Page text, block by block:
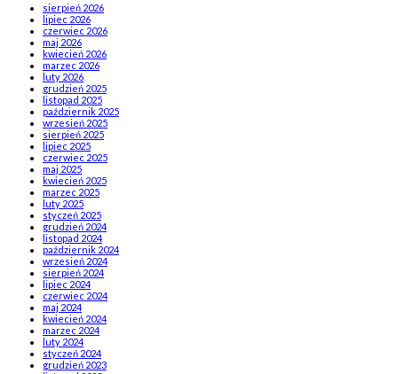
sierpień 2026
lipiec 2026
czerwiec 2026
maj 2026
kwiecień 2026
marzec 2026
luty 2026
grudzień 2025
listopad 2025
październik 2025
wrzesień 2025
sierpień 2025
lipiec 2025
czerwiec 2025
maj 2025
kwiecień 2025
marzec 2025
luty 2025
styczeń 2025
grudzień 2024
listopad 2024
październik 2024
wrzesień 2024
sierpień 2024
lipiec 2024
czerwiec 2024
maj 2024
kwiecień 2024
marzec 2024
luty 2024
styczeń 2024
grudzień 2023